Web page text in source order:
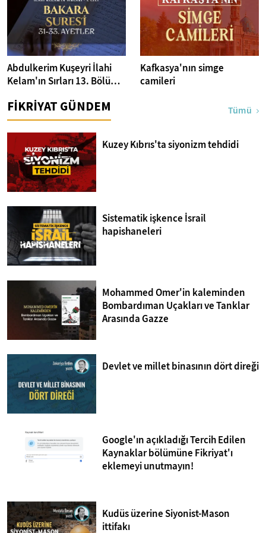
Abdulkerim Kuşeyri İlahi
Kelam'ın Sırları 13. Bölüm I
Ayetler Tefsiri
Kafkasya'nın simge
camileri
FİKRİYAT GÜNDEM Tümü
Kuzey Kıbrıs'ta siyonizm tehdidi
Sistematik işkence İsrail
hapishaneleri
Mohammed Omer'in kaleminden
Bombardıman Uçakları ve Tanklar
Arasında Gazze
Devlet ve millet binasının dört direği
Google'ın açıkladığı Tercih Edilen
Kaynaklar bölümüne Fikriyat'ı
eklemeyi unutmayın!
Kudüs üzerine Siyonist-Mason
ittifakı